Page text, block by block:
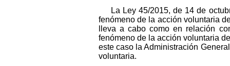
La Ley 45/2015, de 14 de
fenómeno de la acción voluntaria
lleva a cabo como en relación
fenómeno de la acción voluntaria
este caso la Administración
voluntaria.